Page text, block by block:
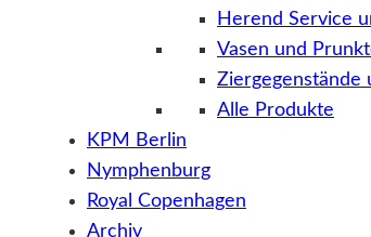
Herend Service
Vasen und
Ziergegenstände
Alle Produkte
KPM Berlin
Nymphenburg
Royal Copenhagen
Archiv